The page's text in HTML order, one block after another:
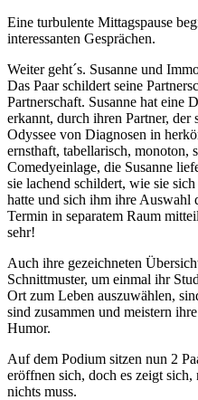
Eine turbulente Mittagspause
interessanten Gesprächen.
Weiter geht´s. Susanne und
Das Paar schildert seine
Partnerschaft. Susanne hat eine
erkannt, durch ihren Partner,
Odyssee von Diagnosen in
ernsthaft, tabellarisch, monoton,
Comedyeinlage, die Susanne
sie lachend schildert, wie sie
hatte und sich ihm ihre Auswahl
Termin in separatem Raum
sehr!
Auch ihre gezeichneten
Schnittmuster, um einmal ihr
Ort zum Leben auszuwählen,
sind zusammen und meistern
Humor.
Auf dem Podium sitzen nun 2
eröffnen sich, doch es zeigt
nichts muss.